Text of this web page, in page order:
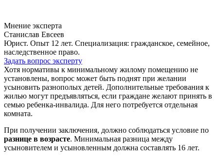
Мнение эксперта
Станислав Евсеев
Юрист. Опыт 12 лет. Специализация: гражданское, семейное,
наследственное право.
Задать вопрос эксперту
Хотя нормативы к минимальному жилому помещению не
установлены, вопрос может быть поднят при желании
усыновить разнополых детей. Дополнительные требования к
жилью могут предъявляться, если граждане желают принять в
семью ребенка-инвалида. Для него потребуется отдельная
комната.
При получении заключения, должно соблюдаться условие по
разнице в возрасте. Минимальная разница между
усыновителем и усыновленным должна составлять 16 лет.